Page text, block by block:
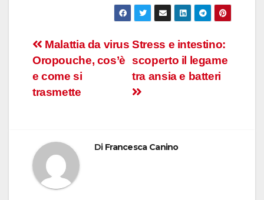
Navigazione
articoli
Stress e intestino:
scoperto il legame
tra ansia e batteri
Malattia da virus
Oropouche, cos’è
e come si
trasmette
Di Francesca Canino